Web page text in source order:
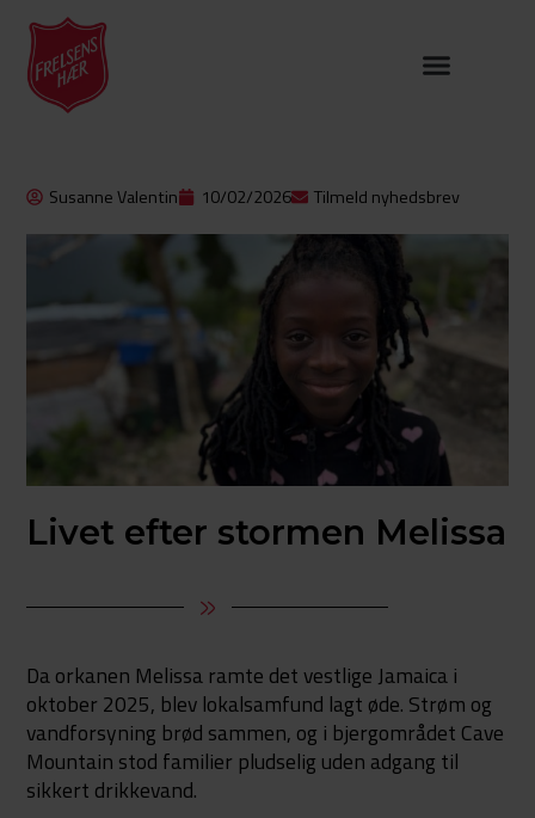
Susanne Valentin 10/02/2026 Tilmeld nyhedsbrev
Livet efter stormen Melissa
Da orkanen Melissa ramte det vestlige Jamaica i
oktober 2025, blev lokalsamfund lagt øde. Strøm og
vandforsyning brød sammen, og i bjergområdet Cave
Mountain stod familier pludselig uden adgang til
sikkert drikkevand.